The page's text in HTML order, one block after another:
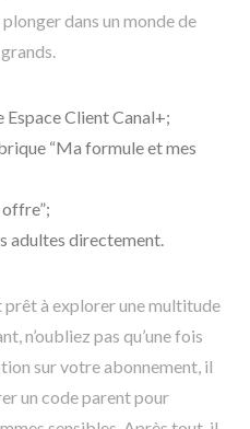
dans un monde de
Client Canal+;
“Ma formule et mes
adultes directement.
prêt à explorer une multitude
n’oubliez pas qu’une fois
sur votre abonnement, il
un code parent pour